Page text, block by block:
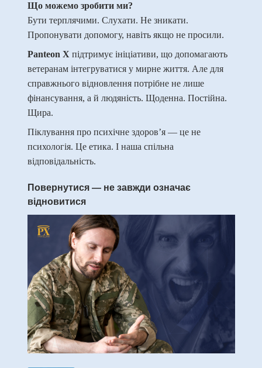
Що можемо зробити ми?
Бути терплячими. Слухати. Не зникати.
Пропонувати допомогу, навіть якщо не просили.
Panteon X підтримує ініціативи, що допомагають
ветеранам інтегруватися у мирне життя. Але для
справжнього відновлення потрібне не лише
фінансування, а й людяність. Щоденна. Постійна.
Щира.
Піклування про психічне здоров’я — це не
психологія. Це етика. І наша спільна
відповідальність.
Повернутися — не завжди означає
відновитися